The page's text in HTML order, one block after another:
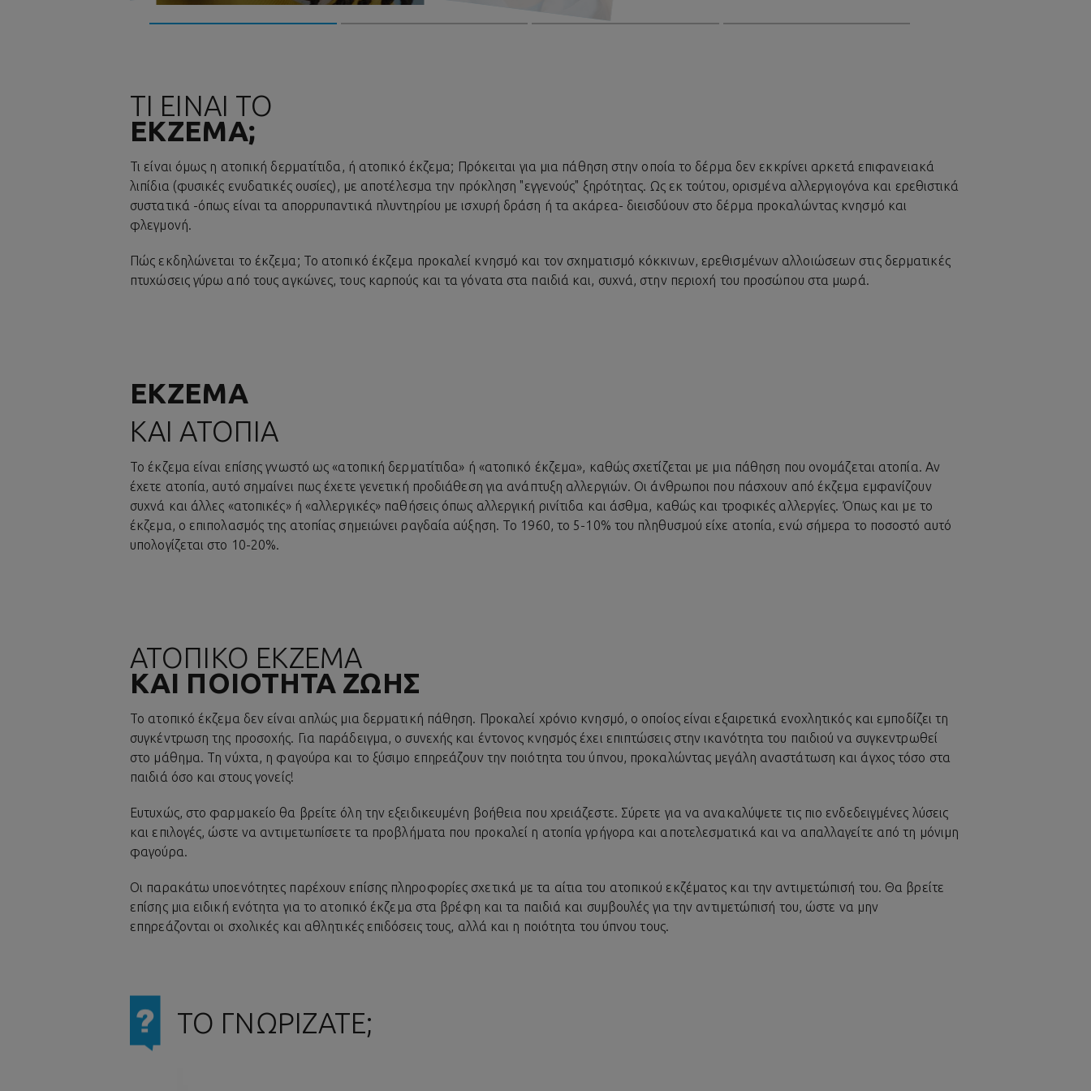
στόχος είναι η αντιμετώπιση
συμπτωμάτων και η πρόληψη.
ΤΙ ΕΙΝΑΙ ΤΟ
ΕΚΖΕΜΑ;
Τι είναι όμως η ατοπική δερματίτιδα, ή ατοπικό έκζεμα; Πρόκειται για μια πάθηση στην οποία το δέρμα δεν εκκρίνει αρκετά επιφανειακά
λιπίδια (φυσικές ενυδατικές ουσίες), με αποτέλεσμα την πρόκληση "εγγενούς" ξηρότητας. Ως εκ τούτου, ορισμένα αλλεργιογόνα και ερεθιστικά
συστατικά -όπως είναι τα απορρυπαντικά πλυντηρίου με ισχυρή δράση ή τα ακάρεα- διεισδύουν στο δέρμα προκαλώντας κνησμό και
φλεγμονή.
Πώς εκδηλώνεται το έκζεμα; Το ατοπικό έκζεμα προκαλεί κνησμό και τον σχηματισμό κόκκινων, ερεθισμένων αλλοιώσεων στις δερματικές
πτυχώσεις γύρω από τους αγκώνες, τους καρπούς και τα γόνατα στα παιδιά και, συχνά, στην περιοχή του προσώπου στα μωρά.
ΕΚΖΕΜΑ
ΚΑΙ ΑΤΟΠΙΑ
Το έκζεμα είναι επίσης γνωστό ως «ατοπική δερματίτιδα» ή «ατοπικό έκζεμα», καθώς σχετίζεται με μια πάθηση που ονομάζεται ατοπία. Αν
έχετε ατοπία, αυτό σημαίνει πως έχετε γενετική προδιάθεση για ανάπτυξη αλλεργιών. Οι άνθρωποι που πάσχουν από έκζεμα εμφανίζουν
συχνά και άλλες «ατοπικές» ή «αλλεργικές» παθήσεις όπως αλλεργική ρινίτιδα και άσθμα, καθώς και τροφικές αλλεργίες. Όπως και με το
έκζεμα, ο επιπολασμός της ατοπίας σημειώνει ραγδαία αύξηση. Το 1960, το 5-10% του πληθυσμού είχε ατοπία, ενώ σήμερα το ποσοστό αυτό
υπολογίζεται στο 10-20%.
ΑΤΟΠΙΚΟ ΕΚΖΕΜΑ
ΚΑΙ ΠΟΙΟΤΗΤΑ ΖΩΗΣ
Το ατοπικό έκζεμα δεν είναι απλώς μια δερματική πάθηση. Προκαλεί χρόνιο κνησμό, ο οποίος είναι εξαιρετικά ενοχλητικός και εμποδίζει τη
συγκέντρωση της προσοχής. Για παράδειγμα, ο συνεχής και έντονος κνησμός έχει επιπτώσεις στην ικανότητα του παιδιού να συγκεντρωθεί
στο μάθημα. Τη νύχτα, η φαγούρα και το ξύσιμο επηρεάζουν την ποιότητα του ύπνου, προκαλώντας μεγάλη αναστάτωση και άγχος τόσο στα
παιδιά όσο και στους γονείς!
Ευτυχώς, στο φαρμακείο θα βρείτε όλη την εξειδικευμένη βοήθεια που χρειάζεστε. Σύρετε για να ανακαλύψετε τις πιο ενδεδειγμένες λύσεις
και επιλογές, ώστε να αντιμετωπίσετε τα προβλήματα που προκαλεί η ατοπία γρήγορα και αποτελεσματικά και να απαλλαγείτε από τη μόνιμη
φαγούρα.
Οι παρακάτω υποενότητες παρέχουν επίσης πληροφορίες σχετικά με τα αίτια του ατοπικού εκζέματος και την αντιμετώπισή του. Θα βρείτε
επίσης μια ειδική ενότητα για το ατοπικό έκζεμα στα βρέφη και τα παιδιά και συμβουλές για την αντιμετώπισή του, ώστε να μην
επηρεάζονται οι σχολικές και αθλητικές επιδόσεις τους, αλλά και η ποιότητα του ύπνου τους.
ΤΟ ΓΝΩΡΙΖΑΤΕ;